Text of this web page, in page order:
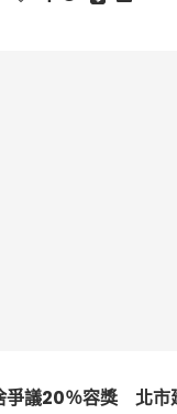
爭議20％容獎 北市